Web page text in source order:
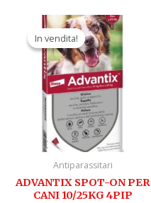
In vendita!
In vendita!
Antiparassitari
ADVANTIX SPOT-ON PER
CANI 10/25KG 4PIP
Il
prezzo
originale
era:
49,20 €.
Il
prezzo
attuale
è:
27,90 €.